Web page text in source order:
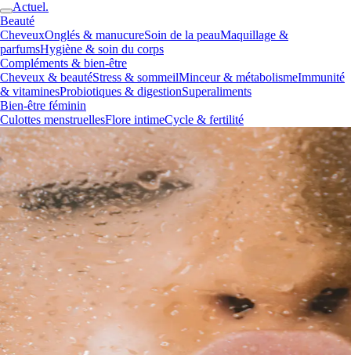
Actuel.
Beauté
CheveuxOnglés & manucureSoin de la peauMaquillage &
parfumsHygiène & soin du corps
Compléments & bien-être
Cheveux & beautéStress & sommeilMinceur & métabolismeImmunité
& vitaminesProbiotiques & digestionSuperaliments
Bien-être féminin
Culottes menstruellesFlore intimeCycle & fertilité